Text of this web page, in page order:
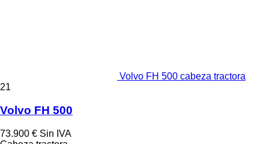
Volvo FH 500 cabeza tractora
21
Volvo FH 500
73.900 € Sin IVA